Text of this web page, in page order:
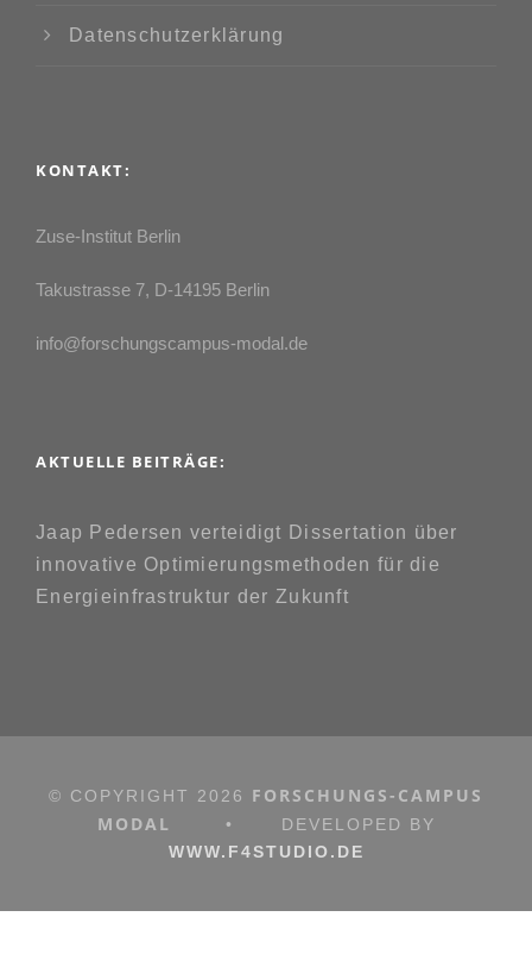
Datenschutzerklärung
KONTAKT:
Zuse-Institut Berlin
Takustrasse 7, D-14195 Berlin
info@forschungscampus-modal.de
AKTUELLE BEITRÄGE:
Jaap Pedersen verteidigt Dissertation über
innovative Optimierungsmethoden für die
Energieinfrastruktur der Zukunft
© COPYRIGHT 2026 FORSCHUNGS-CAMPUS
MODAL
•
DEVELOPED BY
WWW.F4STUDIO.DE